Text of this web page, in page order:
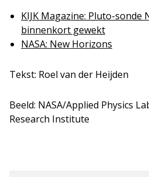
KIJK Magazine: Pluto-sonde
binnenkort gewekt
NASA: New Horizons
Tekst: Roel van der Heijden
Beeld: NASA/Applied Physics
Research Institute